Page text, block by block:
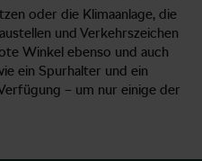
oder die Klimaanlage, die
und Verkehrszeichen
Winkel ebenso und auch
ein Spurhalter und ein
– um nur einige der